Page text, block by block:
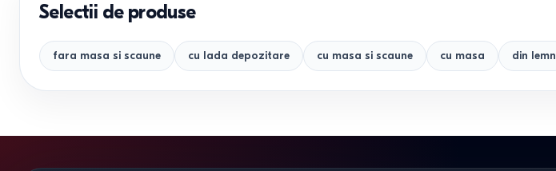
Selectii de produse
fara masa si scaune cu lada depozitare cu masa si scaune cu masa din lemn